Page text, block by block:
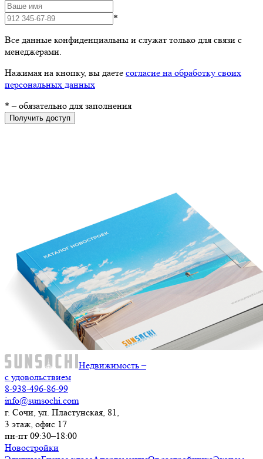
*
Все данные конфиденциальны и служат только для связи с
менеджерами.
Нажимая на кнопку, вы даете согласие на обработку своих
персональных данных
* – обязательно для заполнения
Получить доступ
Недвижимость –
с удовольствием
8-938-496-86-99
info@sunsochi.com
г. Сочи, ул. Пластунская, 81,
3 этаж, офис 17
пн-пт 09:30–18:00
Новостройки